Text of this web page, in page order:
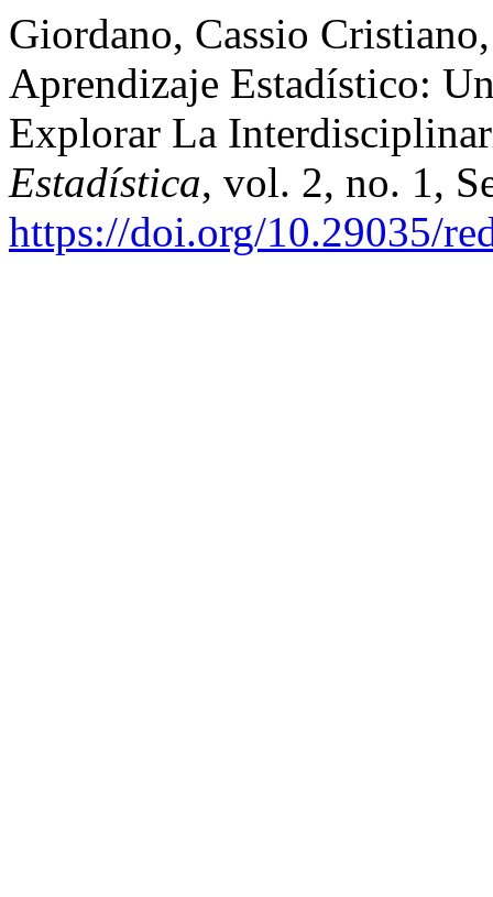
Giordano, Cassio
Aprendizaje Estadístico:
Explorar La
Estadística, vol. 2, no. 1,
https://doi.org/10.29035/